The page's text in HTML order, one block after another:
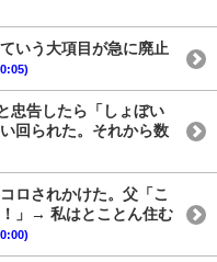
いう大項目が急に廃止
忠告したら「しょぼい
回られた。それから数
ロされかけた。父「こ
」→ 私はとことん住む